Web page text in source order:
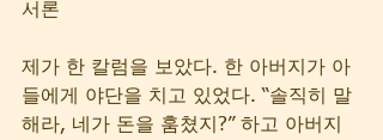
서론
제가 한 칼럼을 보았다. 한 아버지가 아
들에게 야단을 치고 있었다. “솔직히 말
해라, 네가 돈을 훔쳤지?” 하고 아버지